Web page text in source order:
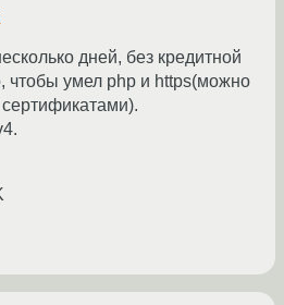
дней, без кредитной
чтобы умел php и https(можно